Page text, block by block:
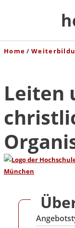
Home
Leiten